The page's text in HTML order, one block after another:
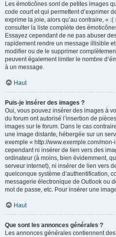
Les émoticônes sont de petites images
code court et qui permettent d’exprimer
exprime la joie, alors qu’au contraire, «
consulter la liste complète des
Essayez cependant de ne pas abuser
rapidement rendre un message illisible
modifier ou de le supprimer
peuvent également limiter le nombre
à un message.
Haut
Puis-je insérer des images ?
Oui, vous pouvez insérer des images à
du forum ont autorisé l’insertion de
images sur le forum. Dans le cas
une image distante, hébergée sur un
exemple « http://www.exemple.com/
cependant ni insérer de lien vers des
ordinateur (à moins, bien évidemment,
serveur internet), ni insérer de lien vers
quelconque système d’authentification,
messagerie électronique de Outlook ou
mot de passe, etc. Pour insérer une
Haut
Que sont les annonces générales ?
Les annonces générales contiennent